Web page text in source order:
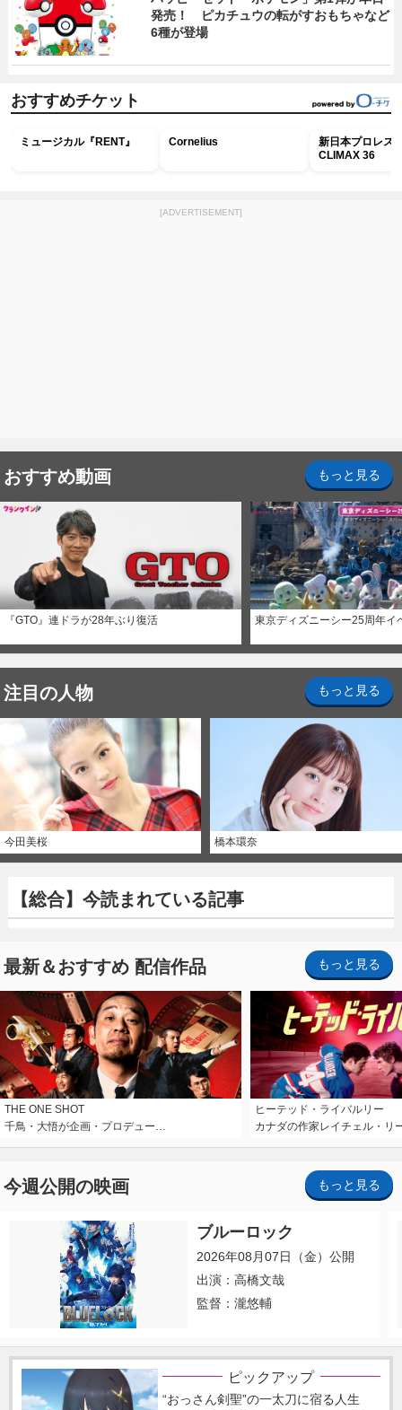
発売！ ピカチュウの転がすおもちゃなど
6種が登場
おすすめチケット
ミュージカル『RENT』 Cornelius
新日本プロレス
CLIMAX 36
[ADVERTISEMENT]
おすすめ動画 もっと見る
『GTO』連ドラが28年ぶり復活 東京ディズニーシー25周年イ
注目の人物 もっと見る
今田美桜 橋本環奈
【総合】今読まれている記事
最新＆おすすめ 配信作品 もっと見る
THE ONE SHOT
千鳥・大悟が企画・プロデュー…
ヒーテッド・ライバルリー
カナダの作家レイチェル・リ
今週公開の映画 もっと見る
ブルーロック
2026年08月07日（金）公開
出演：高橋文哉
監督：瀧悠輔
ピックアップ
“おっさん剣聖”の一太刀に宿る人生